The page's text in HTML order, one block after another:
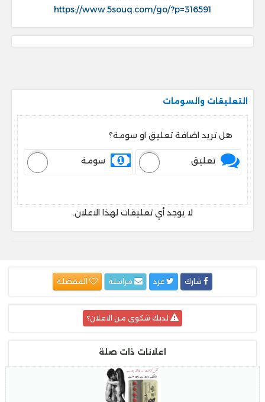
https://www.5souq.com/go/?p=316591
التعليقات والسومات
هل تريد اضافة تعليق او سومة؟
تعليق سومة
لا يوجد أي تعليقات لهذا الاعلان.
شارك غرد
لديك شكوى من الاعلان؟
اعلانات ذات صلة